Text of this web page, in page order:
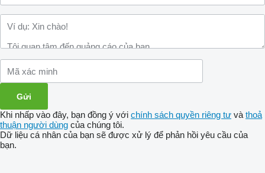
Khi nhấp vào đây, bạn đồng ý với chính sách quyền riêng tư và thoả
thuận người dùng của chúng tôi.
Dữ liệu cá nhân của bạn sẽ được xử lý để phản hồi yêu cầu của
bạn.